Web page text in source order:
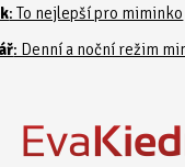
: To nejlepší pro miminko
: Denní a noční režim